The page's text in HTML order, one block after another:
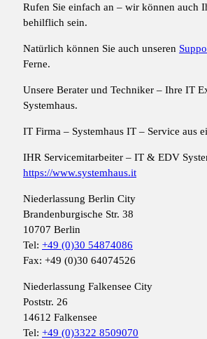
Rufen Sie einfach an – wir können auch
behilflich sein.
Natürlich können Sie auch unseren
Ferne.
Unsere Berater und Techniker – Ihre IT
Systemhaus.
IT Firma – Systemhaus IT – Service aus
IHR Servicemitarbeiter – IT & EDV
https://www.systemhaus.it
Niederlassung Berlin City
Brandenburgische Str. 38
10707 Berlin
Tel: +49 (0)30 54874086
Fax: +49 (0)30 64074526
Niederlassung Falkensee City
Poststr. 26
14612 Falkensee
Tel: +49 (0)3322 8509070